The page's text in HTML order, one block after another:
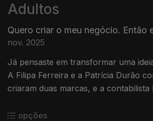
Adultos
Quero criar o meu negócio. Então
nov. 2025
Já pensaste em transformar uma
A Filipa Ferreira e a Patrícia Durão
criaram duas marcas, e a contabilista
confiança.
opções